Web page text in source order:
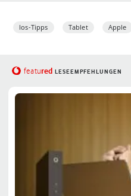
Ios-Tipps Tablet Apple
featured LESEEMPFEHLUNGEN